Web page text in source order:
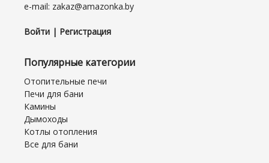
e-mail: zakaz@amazonka.by
Войти | Регистрация
Популярные категории
Отопительные печи
Печи для бани
Камины
Дымоходы
Котлы отопления
Все для бани